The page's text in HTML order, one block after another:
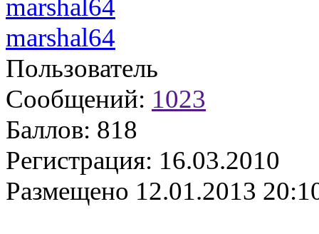
marshal64
Пользователь
Сообщений: 1023
Баллов: 818
Регистрация: 16.03.2010
Размещено 12.01.2013